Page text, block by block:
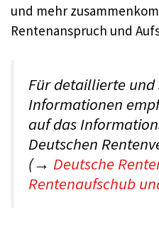
und mehr
Rentenanspruch und
Für detaillierte
Informationen
auf das
Deutschen
(→ Deutsche
Rentenaufschub